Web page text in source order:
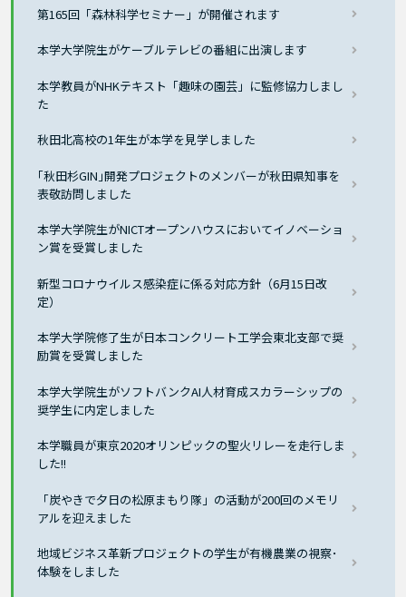
第165回「森林科学セミナー」が開催されます
本学大学院生がケーブルテレビの番組に出演します
本学教員がNHKテキスト「趣味の園芸」に監修協力しまし
た
秋田北高校の1年生が本学を見学しました
｢秋田杉GIN｣開発プロジェクトのメンバーが秋田県知事を
表敬訪問しました
本学大学院生がNICTオープンハウスにおいてイノベーショ
ン賞を受賞しました
新型コロナウイルス感染症に係る対応方針（6月15日改
定）
本学大学院修了生が日本コンクリート工学会東北支部で奨
励賞を受賞しました
本学大学院生がソフトバンクAI人材育成スカラーシップの
奨学生に内定しました
本学職員が東京2020オリンピックの聖火リレーを走行しま
した!!
「炭やきで夕日の松原まもり隊」の活動が200回のメモリ
アルを迎えました
地域ビジネス革新プロジェクトの学生が有機農業の視察･
体験をしました